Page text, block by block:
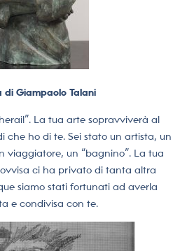
di Giampaolo Talani
La tua arte sopravviverà al
che ho di te. Sei stato un artista, un
viaggiatore, un “bagnino”. La tua
ci ha privato di tanta altra
siamo stati fortunati ad averla
e condivisa con te.